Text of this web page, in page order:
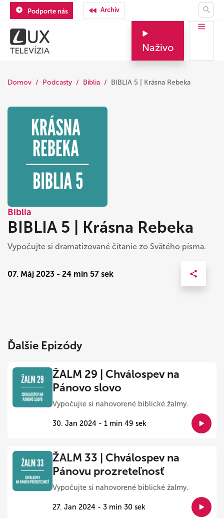
Podporte nás Archív
Naživo
Domov Podcasty Biblia BIBLIA 5 | Krásna Rebeka
Biblia
BIBLIA 5 | Krásna Rebeka
Vypočujte si dramatizované čítanie zo Svätého písma.
07. Máj 2023 - 24 min 57 sek
Ďalšie Epizódy
ŽALM 29 | Chválospev na
Pánovo slovo
Vypočujte si nahovorené biblické žalmy.
30. Jan 2024 - 1 min 49 sek
ŽALM 33 | Chválospev na
Pánovu prozreteľnosť
Vypočujte si nahovorené biblické žalmy.
27. Jan 2024 - 3 min 30 sek